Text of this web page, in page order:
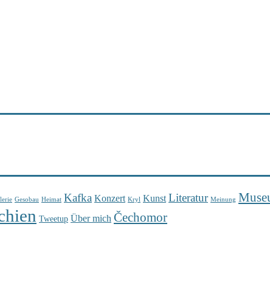
Gesobau Heimat Kafka Konzert Kryl Kunst Literatur Meinung
Tweetup Über mich Čechomor